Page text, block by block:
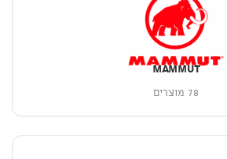
Mammut
78 מוצרים